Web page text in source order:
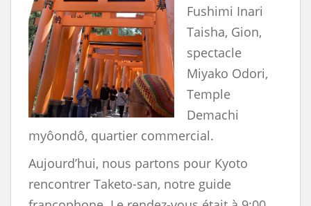
Fushimi Inari
Taisha, Gion,
spectacle
Miyako Odori,
Temple
Demachi
myôondô, quartier commercial.
Aujourd’hui, nous partons pour Kyoto
rencontrer Taketo-san, notre guide